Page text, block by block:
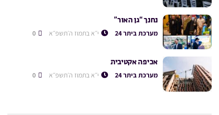
נחנך “גן האור”
מערכת ביתר 24 י״א בתמוז ה׳תשפ״א
אכיפה אקטיבית
מערכת ביתר 24 י״א בתמוז ה׳תשפ״א